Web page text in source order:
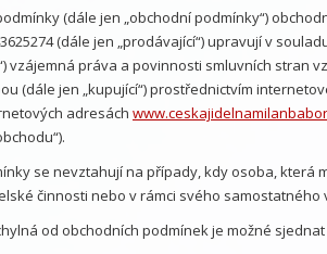
(dále jen „obchodní podmínky“)
(dále jen „prodávající“) upravují v
vzájemná práva a povinnosti smluvních stran
(dále jen „kupující“) prostřednictvím
adresách
se nevztahují na případy, kdy osoba,
činnosti nebo v rámci svého samostatného
od obchodních podmínek je možné